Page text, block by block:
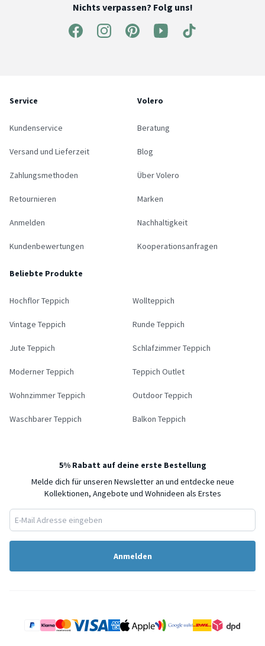
Nichts verpassen? Folg uns!
Service
Kundenservice
Versand und Lieferzeit
Zahlungsmethoden
Retournieren
Anmelden
Kundenbewertungen
Volero
Beratung
Blog
Über Volero
Marken
Nachhaltigkeit
Kooperationsanfragen
Beliebte Produkte
Hochflor Teppich Wollteppich
Vintage Teppich Runde Teppich
Jute Teppich Schlafzimmer Teppich
Moderner Teppich Teppich Outlet
Wohnzimmer Teppich Outdoor Teppich
Waschbarer Teppich Balkon Teppich
5% Rabatt auf deine erste Bestellung
Melde dich für unseren Newsletter an und entdecke neue
Kollektionen, Angebote und Wohnideen als Erstes
Anmelden